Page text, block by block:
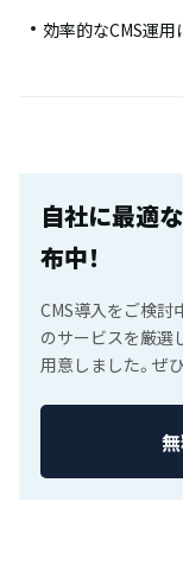
効率的なCMS運
自社に最適
布中！
CMS導入をご検討
のサービスを厳選
用意しました。ぜ